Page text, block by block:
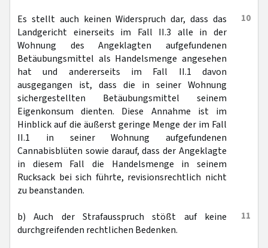
10
Es stellt auch keinen Widerspruch dar, dass das
Landgericht einerseits im Fall II.3 alle in der
Wohnung des Angeklagten aufgefundenen
Betäubungsmittel als Handelsmenge angesehen
hat und andererseits im Fall II.1 davon
ausgegangen ist, dass die in seiner Wohnung
sichergestellten Betäubungsmittel seinem
Eigenkonsum dienten. Diese Annahme ist im
Hinblick auf die äußerst geringe Menge der im Fall
II.1 in seiner Wohnung aufgefundenen
Cannabisblüten sowie darauf, dass der Angeklagte
in diesem Fall die Handelsmenge in seinem
Rucksack bei sich führte, revisionsrechtlich nicht
zu beanstanden.
11
b) Auch der Strafausspruch stößt auf keine
durchgreifenden rechtlichen Bedenken.